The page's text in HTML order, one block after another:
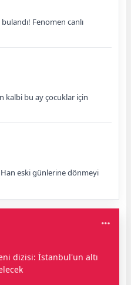
bulandı! Fenomen canlı
kalbi bu ay çocuklar için
Han eski günlerine dönmeyi
dizisi: İstanbul'un altı